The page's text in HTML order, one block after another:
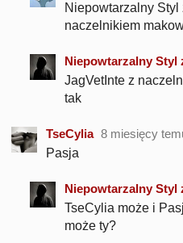
Niepowtarzalny
naczelnikiem
Niepowtarzalny Styl
JagVetInte z
tak
TseCylia 8 miesięcy
Pasja
Niepowtarzalny Styl
TseCylia może i
może ty?